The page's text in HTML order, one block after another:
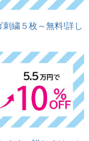
繍５枚～無料!詳し